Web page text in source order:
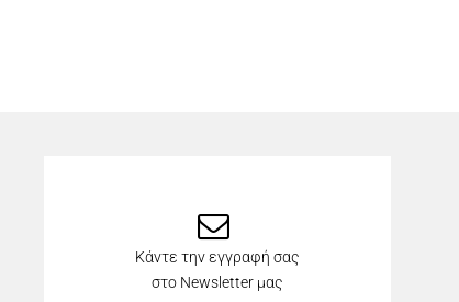
Κάντε την εγγραφή σας
στο Newsletter μας